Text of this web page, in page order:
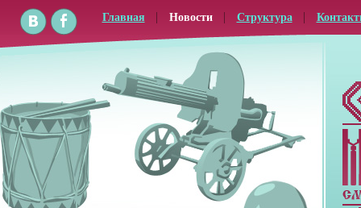
Главная Новости Структура